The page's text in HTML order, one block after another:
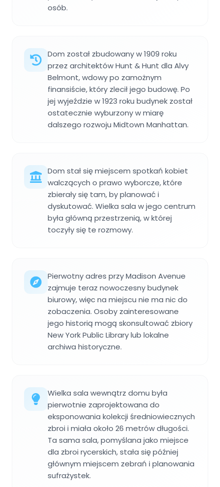
osób.
Dom został zbudowany w 1909 roku
przez architektów Hunt & Hunt dla Alvy
Belmont, wdowy po zamożnym
finansiście, który zlecił jego budowę. Po
jej wyjeździe w 1923 roku budynek został
ostatecznie wyburzony w miarę
dalszego rozwoju Midtown Manhattan.
Dom stał się miejscem spotkań kobiet
walczących o prawo wyborcze, które
zbierały się tam, by planować i
dyskutować. Wielka sala w jego centrum
była główną przestrzenią, w której
toczyły się te rozmowy.
Pierwotny adres przy Madison Avenue
zajmuje teraz nowoczesny budynek
biurowy, więc na miejscu nie ma nic do
zobaczenia. Osoby zainteresowane
jego historią mogą skonsultować zbiory
New York Public Library lub lokalne
archiwa historyczne.
Wielka sala wewnątrz domu była
pierwotnie zaprojektowana do
eksponowania kolekcji średniowiecznych
zbroi i miała około 26 metrów długości.
Ta sama sala, pomyślana jako miejsce
dla zbroi rycerskich, stała się później
głównym miejscem zebrań i planowania
sufrażystek.